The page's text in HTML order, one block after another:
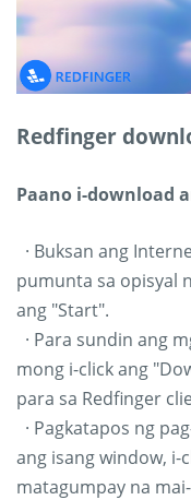
Redfinger
Paano i-download
· Buksan ang
pumunta sa opisyal
ang "Start".
· Para sundin ang
mong i-click ang
para sa Redfinger
· Pagkatapos ng
ang isang window, i-
matagumpay na